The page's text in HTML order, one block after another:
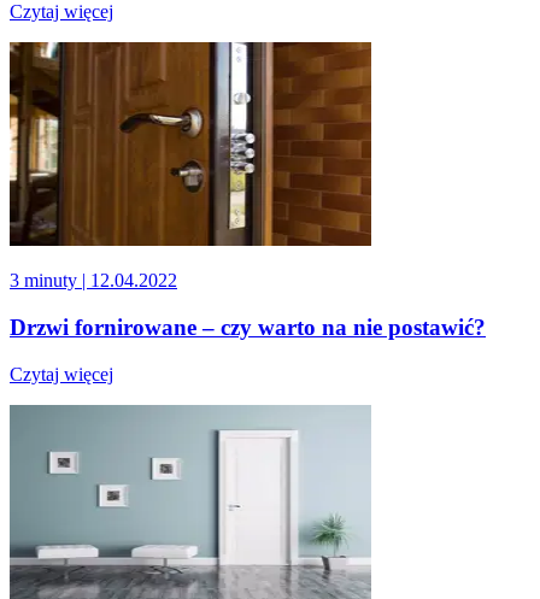
Czytaj więcej
3 minuty | 12.04.2022
Drzwi fornirowane – czy warto na nie postawić?
Czytaj więcej